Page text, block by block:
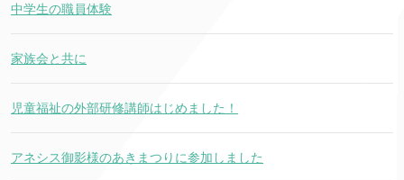
中学生の職員体験
家族会と共に
児童福祉の外部研修講師はじめました！
アネシス御影様のあきまつりに参加しました